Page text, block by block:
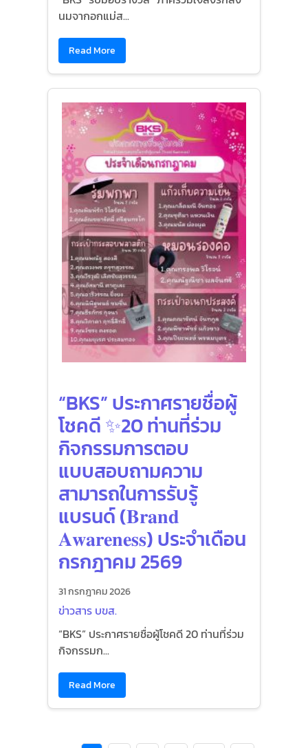
นมจากอกแม่ส...
Read More
“BKS” ประกาศรายชื่อผู้
โชคดี ✨20 ท่านที่ร่วม
กิจกรรมการตอบ
แบบสอบถามความ
สามารถในการรับรู้
แบรนด์ (𝐁𝐫𝐚𝐧𝐝
𝐀𝐰𝐚𝐫𝐞𝐧𝐞𝐬𝐬) ประจำเดือน
กรกฎาคม 2569
31 กรกฎาคม 2026
ข่าวสาร บขส.
“BKS” ประกาศรายชื่อผู้โชคดี 20 ท่านที่ร่วม
กิจกรรมก...
Read More